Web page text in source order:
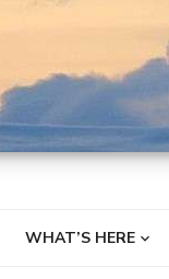
WHAT’S HERE